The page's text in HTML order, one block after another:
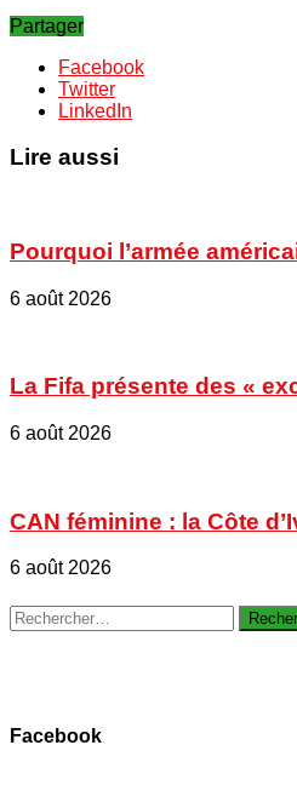
Partager
Facebook
Twitter
LinkedIn
Lire aussi
Pourquoi l’armée
6 août 2026
La Fifa présente des «
6 août 2026
CAN féminine : la Côte
6 août 2026
Rechercher :
Facebook